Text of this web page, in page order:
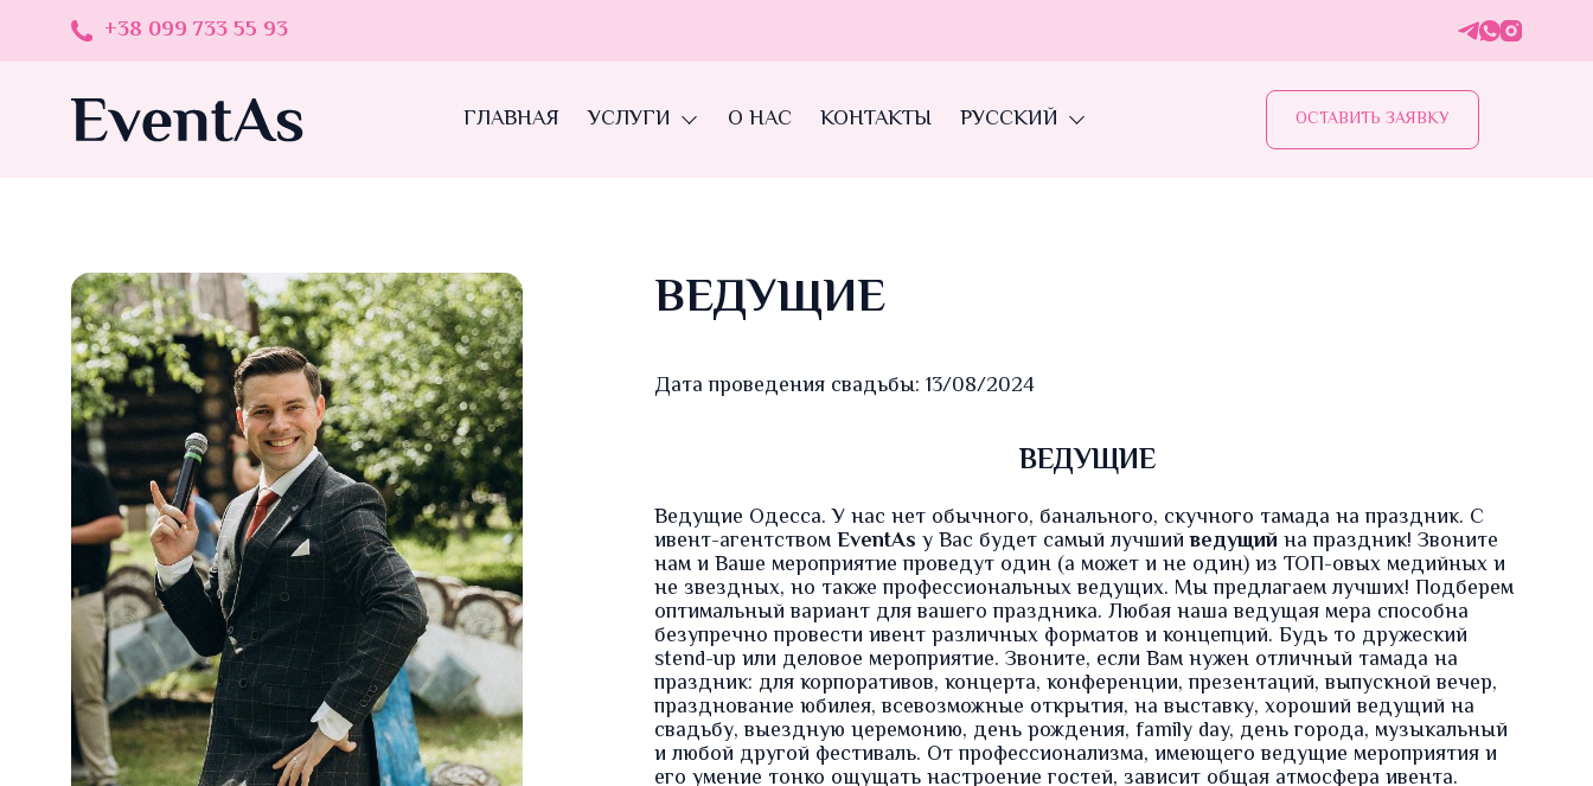
+38 099 733 55 93
ГЛАВНАЯ УСЛУГИ О НАС КОНТАКТЫ РУССКИЙ ОСТАВИТЬ ЗАЯВКУ
ВЕДУЩИЕ
Дата проведения свадьбы: 13/08/2024
ВЕДУЩИЕ
Ведущие Одесса. У нас нет обычного, банального, скучного тамада на праздник. С
ивент-агентствомEventAs у Вас будет самый лучшийведущий на праздник! Звоните
нам и Ваше мероприятие проведут один (а может и не один) из ТОП-овых медийных и
не звездных, но также профессиональных ведущих. Мы предлагаем лучших! Подберем
оптимальный вариант для вашего праздника. Любая наша ведущая мера способна
безупречно провести ивент различных форматов и концепций. Будь то дружеский
stend-up или деловое мероприятие. Звоните, если Вам нужен отличный тамада на
праздник: для корпоративов, концерта, конференции, презентаций, выпускной вечер,
празднование юбилея, всевозможные открытия, на выставку, хороший ведущий на
свадьбу, выездную церемонию, день рождения, family day, день города, музыкальный
и любой другой фестиваль. От профессионализма, имеющего ведущие мероприятия и
его умение тонко ощущать настроение гостей, зависит общая атмосфера ивента.